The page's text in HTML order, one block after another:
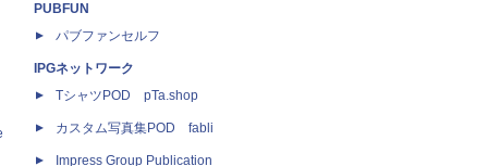
PUBFUN
パブファンセルフ
IPGネットワーク
TシャツPOD pTa.shop
カスタム写真集POD fabli
Impress Group Publication